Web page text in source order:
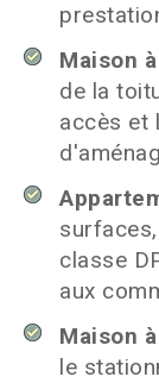
Maison
de la
accès et
classe
aux
Maison
le